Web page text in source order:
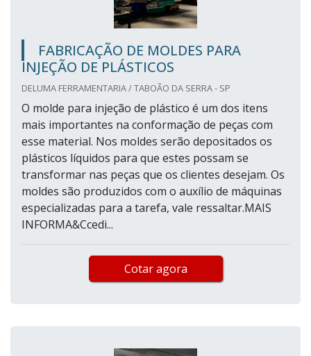
FABRICAÇÃO DE MOLDES PARA
INJEÇÃO DE PLÁSTICOS
DELUMA FERRAMENTARIA / TABOÃO DA SERRA - SP
O molde para injeção de plástico é um dos itens
mais importantes na conformação de peças com
esse material. Nos moldes serão depositados os
plásticos líquidos para que estes possam se
transformar nas peças que os clientes desejam. Os
moldes são produzidos com o auxílio de máquinas
especializadas para a tarefa, vale ressaltar.MAIS
INFORMA&Ccedi...
Cotar agora